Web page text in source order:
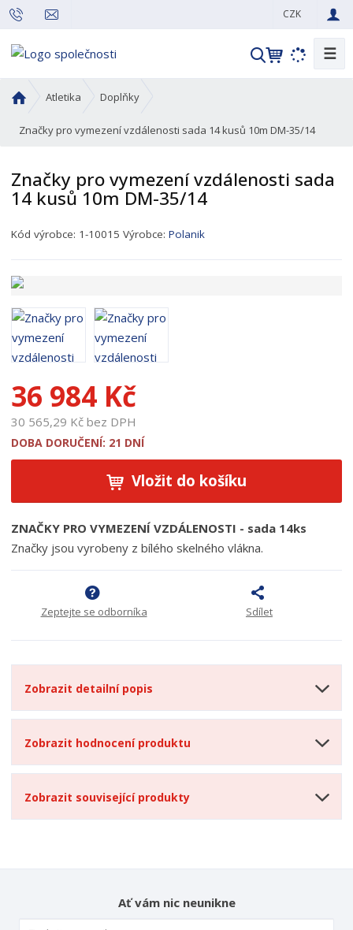
CZK
V
e
t
☰
o
í
s
r
Atletika Doplňky
Značky pro vymezení vzdálenosti sada 14 kusů 10m DM-35/14
Značky pro vymezení vzdálenosti sada
14 kusů 10m DM-35/14
K
p
o
d
u
t
u
:
1
1
Kód výrobce: 1-10015 Výrobce:Polanik
36 984 Kč
30 565,29 Kč bez DPH
DOBA DORUČENÍ: 21 DNÍ
Vložit do košíku
ZNAČKY PRO VYMEZENÍ VZDÁLENOSTI - sada 14ks
Značky jsou vyrobeny z bílého skelného vlákna.
Zeptejte se odborníka Sdílet
Zobrazit detailní popis
Zobrazit hodnocení produktu
Zobrazit související produkty
Ať vám nic neunikne